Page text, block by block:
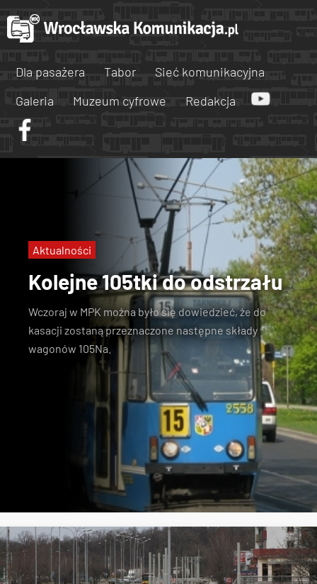
Dla pasażera Tabor
Sieć komunikacyjna
Galeria
Muzeum cyfrowe Redakcja
Kolejne 105tki do odstrzału
Wczoraj w MPK można było się dowiedzieć, że do
kasacji zostaną przeznaczone następne składy
wagonów 105Na
Aktualności